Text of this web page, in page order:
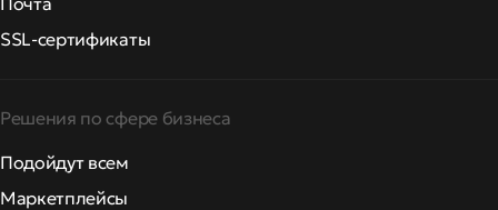
SSL-сертификаты
Решения по сфере бизнеса
Подойдут всем
Маркетплейсы